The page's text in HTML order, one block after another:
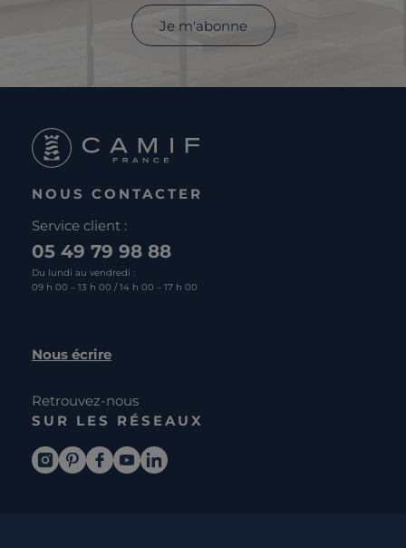
Je m'abonne
NOUS CONTACTER
Service client :
05 49 79 98 88
Du lundi au vendredi :
09 h 00 – 13 h 00 / 14 h 00 – 17 h 00
Nous écrire
Retrouvez-nous
SUR LES RÉSEAUX